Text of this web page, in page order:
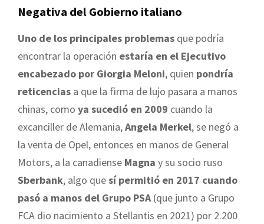
Negativa del Gobierno italiano
Uno de los principales problemas que podría
encontrar la operación estaría en el Ejecutivo
encabezado por Giorgia Meloni, quien pondría
reticencias a que la firma de lujo pasara a manos
chinas, como ya sucedió en 2009 cuando la
excanciller de Alemania,Angela Merkel, se negó a
la venta de Opel, entonces en manos de General
Motors, a la canadiense Magna y su socio ruso
Sberbank, algo quesí permitió en 2017 cuando
pasó a manos del Grupo PSA(que junto a Grupo
FCA dio nacimiento a Stellantis en 2021) por 2.200